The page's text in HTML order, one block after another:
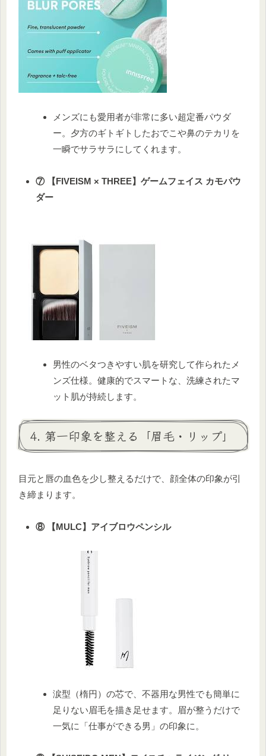
メンズにも愛用者が非常に多い超定番パウダ
ー。夕方のギトギトしたおでこや鼻のテカリを
一瞬でサラサラにしてくれます。
⑦ 【FIVEISM × THREE】ゲームフェイス カモパウ
ダー
男性のベタつきやすい肌を研究して作られたメ
ンズ仕様。健康的でスマートな、洗練されたマ
ット肌が持続します。
4. 第一印象を整える「眉毛・リップ」
目元と唇の血色を少し整えるだけで、顔全体の印象が引
き締まります。
⑧ 【MULC】アイブロウペンシル
涙型（楕円）の芯で、不器用な男性でも簡単に
足りない眉毛を描き足せます。眉が整うだけで
一気に「仕事ができる男」の印象に。